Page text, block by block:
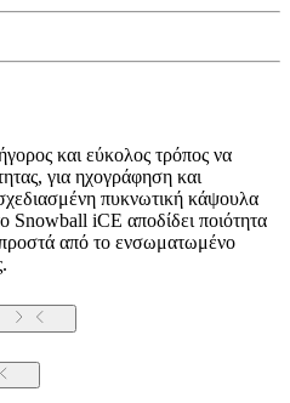
και εύκολος τρόπος να
για ηχογράφηση και
πυκνωτική κάψουλα
Snowball iCE αποδίδει ποιότητα
από το ενσωματωμένο